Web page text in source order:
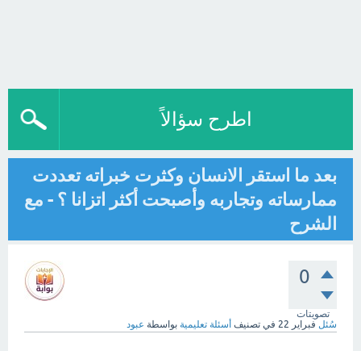
اطرح سؤالاً
بعد ما استقر الانسان وكثرت خبراته تعددت
ممارساته وتجاربه وأصبحت أكثر اتزانا ؟ - مع
الشرح
0
تصويتات
سُئل فبراير 22 في تصنيف أسئلة تعليمية بواسطة عبود